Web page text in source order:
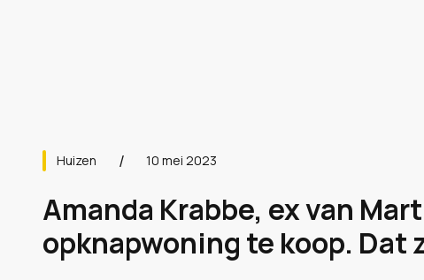
Huizen 10 mei 2023
Amanda Krabbe, ex van
opknapwoning te koop. Dat